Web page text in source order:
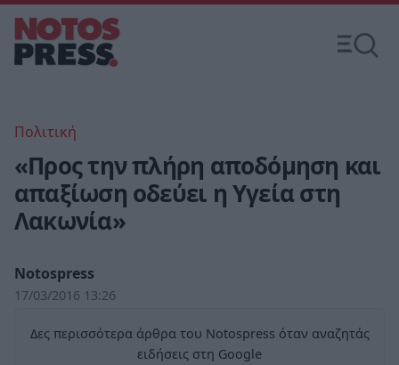
Πολιτική
«Προς την πλήρη αποδόμηση και
απαξίωση οδεύει η Υγεία στη
Λακωνία»
Notospress
17/03/2016 13:26
Δες περισσότερα άρθρα του Notospress όταν αναζητάς
ειδήσεις στη Google